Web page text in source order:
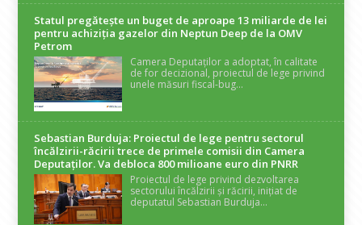
Statul pregătește un buget de aproape 13 miliarde de lei
pentru achiziția gazelor din Neptun Deep de la OMV
Petrom
Camera Deputaților a adoptat, în calitate
de for decizional, proiectul de lege privind
unele măsuri fiscal-bug...
Sebastian Burduja: Proiectul de lege pentru sectorul
încălzirii-răcirii trece de primele comisii din Camera
Deputaților. Va debloca 800 milioane euro din PNRR
Proiectul de lege privind dezvoltarea
sectorului încălzirii și răcirii, inițiat de
deputatul Sebastian Burduja...